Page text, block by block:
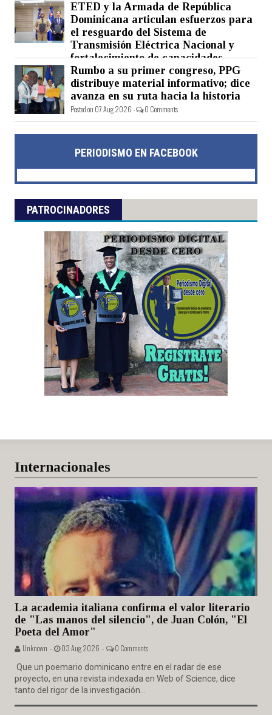
ETED y la Armada de República
Dominicana articulan esfuerzos para
el resguardo del Sistema de
Transmisión Eléctrica Nacional y
fortalecimiento de capacidades.
Posted on 07 Aug 2026 - 0 Comments
Rumbo a su primer congreso, PPG
distribuye material informativo; dice
avanza en su ruta hacia la historia
Posted on 07 Aug 2026 - 0 Comments
PERIODISMO EN FACEBOOK
PATROCINADORES
Internacionales
La academia italiana confirma el valor literario
de "Las manos del silencio", de Juan Colón, "El
Poeta del Amor"
Unknown - 03 Aug 2026 - 0 Comments
Que un poemario dominicano entre en el radar de ese
proyecto, en una revista indexada en Web of Science, dice
tanto del rigor de la investigación...